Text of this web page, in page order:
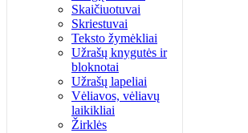
Skaičiuotuvai
Skriestuvai
Teksto žymėkliai
Užrašų knygutės ir
bloknotai
Užrašų lapeliai
Vėliavos, vėliavų
laikikliai
Žirklės